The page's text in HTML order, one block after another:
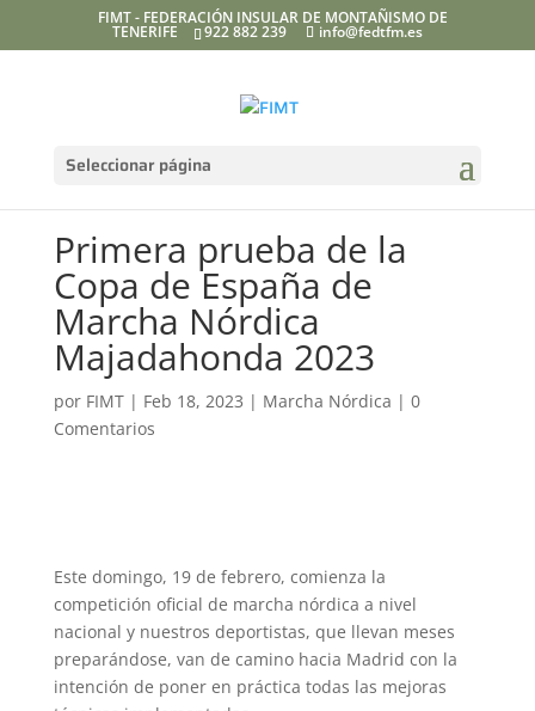
FIMT - FEDERACIÓN INSULAR DE MONTAÑISMO DE
TENERIFE 922 882 239 info@fedtfm.es
Seleccionar página
Primera prueba de la
Copa de España de
Marcha Nórdica
Majadahonda 2023
por FIMT| Feb 18, 2023 | Marcha Nórdica | 0
Comentarios
Este domingo, 19 de febrero, comienza la
competición oficial de marcha nórdica a nivel
nacional y nuestros deportistas, que llevan meses
preparándose, van de camino hacia Madrid con la
intención de poner en práctica todas las mejoras